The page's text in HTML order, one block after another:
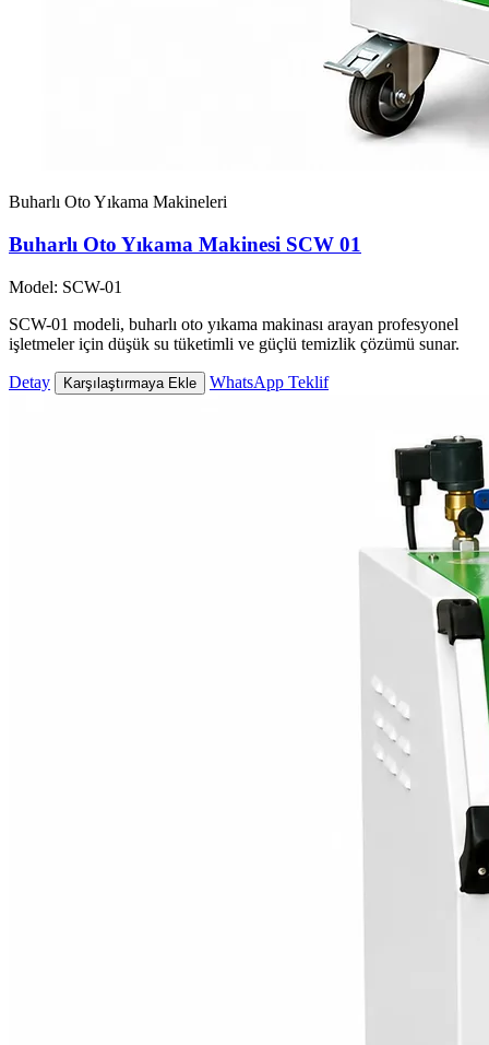
Buharlı Oto Yıkama Makineleri
Buharlı Oto Yıkama Makinesi SCW 01
Model: SCW-01
SCW-01 modeli, buharlı oto yıkama makinası arayan profesyonel
işletmeler için düşük su tüketimli ve güçlü temizlik çözümü sunar.
Detay Karşılaştırmaya Ekle WhatsApp Teklif